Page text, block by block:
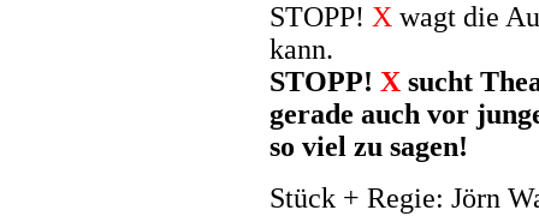
STOPP! X wagt die
kann.
STOPP! X sucht
gerade auch vor
so viel zu sagen!
Stück + Regie: Jörn